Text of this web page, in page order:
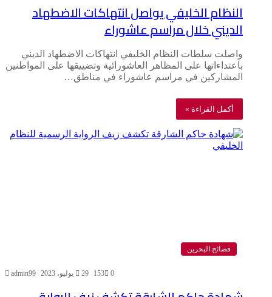
النظام الخليفي يواصل انتهاكات الاضطهاد
الديني خلال مراسم عاشوراء
واصلت سلطات النظام الخليفي انتهاكات الاضطهاد الديني
باعتداءاتها على المظاهر العاشورائية وتضييقها على المواطنين
المشاركين في مراسم عاشوراء في مناطق…
أكمل القراءة »
فضائح البحرين
admin99 29 يوليو، 2023 0
153